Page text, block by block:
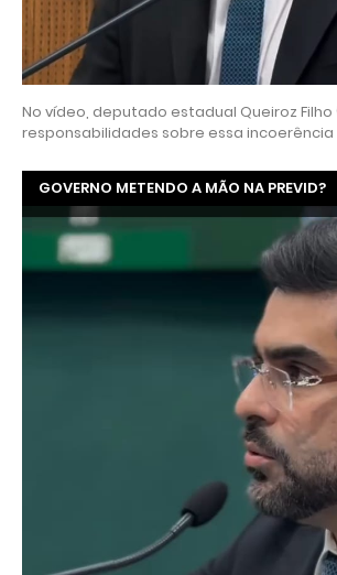
No vídeo, deputado estadual Queiroz Filho
responsabilidades sobre essa incoerência
GOVERNO METENDO A MÃO NA PREVID?